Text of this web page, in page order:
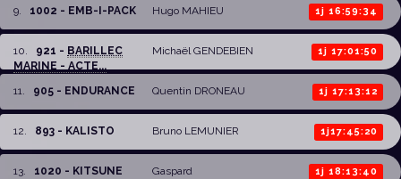
9. 1002 - EMB-I-PACK Hugo MAHIEU 1j 16:59:34
10. 921 - BARILLEC
MARINE - ACTE...
Michaël GENDEBIEN 1j 17:01:50
11. 905 - ENDURANCE Quentin DRONEAU 1j 17:13:12
12. 893 - KALISTO Bruno LEMUNIER 1j17:45:20
13. 1020 - KITSUNE
Gaspard
1j 18:13:40